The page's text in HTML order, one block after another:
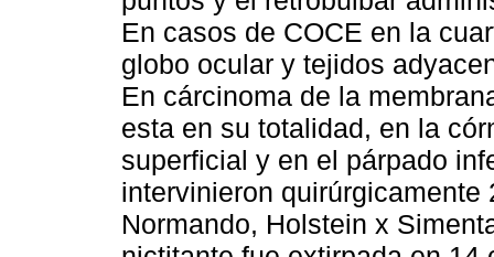
En casos de COCE en la
globo ocular y tejidos
En cárcinoma de la
esta en su totalidad, en la
superficial y en el párpado
intervinieron
Normando, Holstein x